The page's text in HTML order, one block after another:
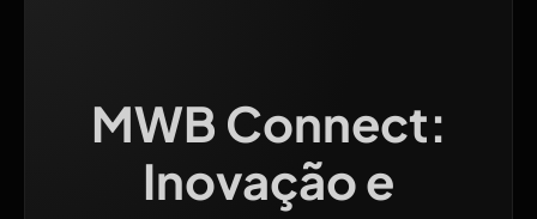
MWB Connect:
Inovação e